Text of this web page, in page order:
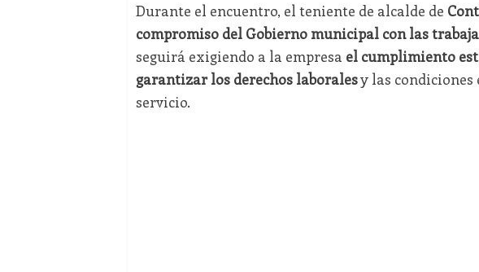
Durante el encuentro, el teniente de alcalde de
compromiso del Gobierno municipal con las
seguirá exigiendo a la empresa el cumplimiento
garantizar los derechos laboralesy las condiciones
servicio.